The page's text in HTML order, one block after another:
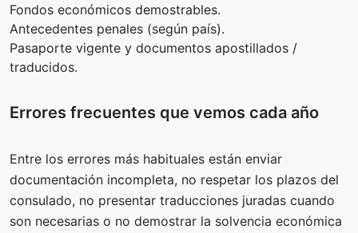
Fondos económicos demostrables.
Antecedentes penales (según país).
Pasaporte vigente y documentos apostillados /
traducidos.
Errores frecuentes que vemos cada año
Entre los errores más habituales están enviar
documentación incompleta, no respetar los plazos del
consulado, no presentar traducciones juradas cuando
son necesarias o no demostrar la solvencia económica